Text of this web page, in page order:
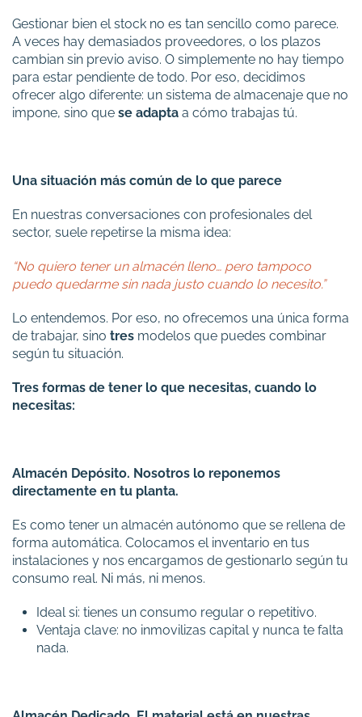
Gestionar bien el stock no es tan sencillo como parece.
A veces hay demasiados proveedores, o los plazos
cambian sin previo aviso. O simplemente no hay tiempo
para estar pendiente de todo. Por eso, decidimos
ofrecer algo diferente: un sistema de almacenaje que no
impone, sino que se adapta a cómo trabajas tú.
Una situación más común de lo que parece
En nuestras conversaciones con profesionales del
sector, suele repetirse la misma idea:
“No quiero tener un almacén lleno… pero tampoco
puedo quedarme sin nada justo cuando lo necesito.”
Lo entendemos. Por eso, no ofrecemos una única forma
de trabajar, sino tres modelos que puedes combinar
según tu situación.
Tres formas de tener lo que necesitas, cuando lo
necesitas:
Almacén Depósito. Nosotros lo reponemos
directamente en tu planta.
Es como tener un almacén autónomo que se rellena de
forma automática. Colocamos el inventario en tus
instalaciones y nos encargamos de gestionarlo según tu
consumo real. Ni más, ni menos.
Ideal si: tienes un consumo regular o repetitivo.
Ventaja clave: no inmovilizas capital y nunca te falta
nada.